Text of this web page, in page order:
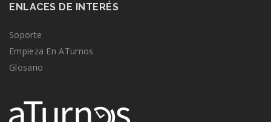
ENLACES DE INTERÉS
Soporte
Empieza En ATurnos
Glosario